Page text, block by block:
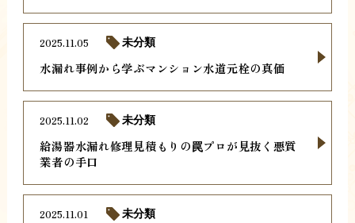
水漏れ事例から学ぶマンション水道元栓の真価
2025.11.05 未分類
給湯器水漏れ修理見積もりの罠プロが見抜く悪質
業者の手口
2025.11.02 未分類
2025.11.01 未分類